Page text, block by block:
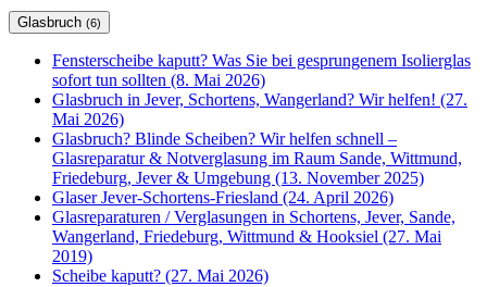
Glasbruch (6)
Fensterscheibe kaputt? Was Sie bei gesprungenem Isolierglas
sofort tun sollten (8. Mai 2026)
Glasbruch in Jever, Schortens, Wangerland? Wir helfen! (27.
Mai 2026)
Glasbruch? Blinde Scheiben? Wir helfen schnell –
Glasreparatur & Notverglasung im Raum Sande, Wittmund,
Friedeburg, Jever & Umgebung (13. November 2025)
Glaser Jever-Schortens-Friesland (24. April 2026)
Glasreparaturen / Verglasungen in Schortens, Jever, Sande,
Wangerland, Friedeburg, Wittmund & Hooksiel (27. Mai
2019)
Scheibe kaputt? (27. Mai 2026)